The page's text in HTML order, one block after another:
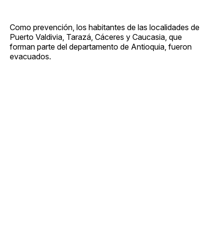
Como prevención, los habitantes de las localidades de
Puerto Valdivia, Tarazá, Cáceres y Caucasia, que
forman parte del departamento de Antioquia, fueron
evacuados.